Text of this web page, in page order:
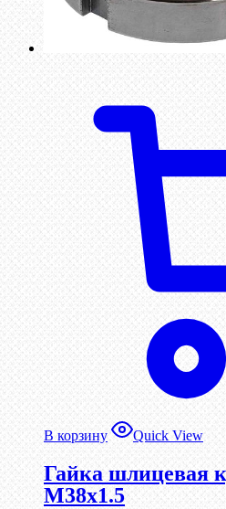
В корзину Quick View
Гайка шлицевая
М38х1.5